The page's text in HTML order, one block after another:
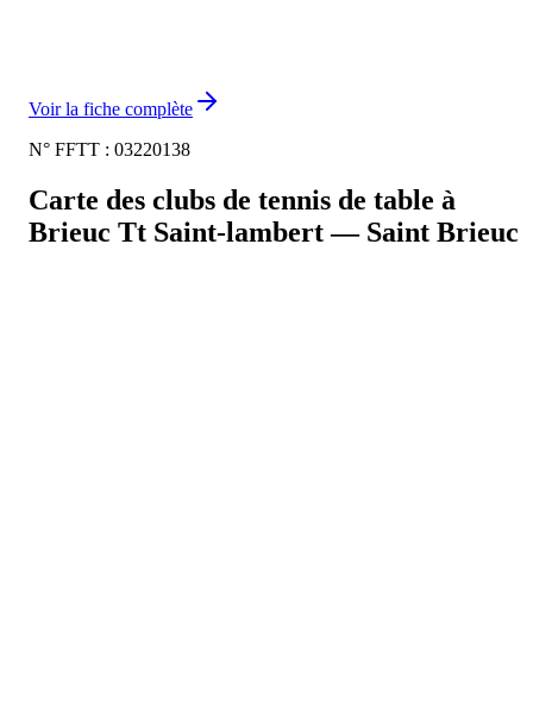
Voir la fiche complète
N° FFTT : 03220138
Carte des clubs de tennis de table à
Brieuc Tt Saint-lambert — Saint Brieuc